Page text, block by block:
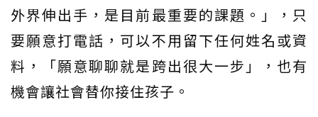
外界伸出手，是目前最重要的課題。」，只
要願意打電話，可以不用留下任何姓名或資
料，「願意聊聊就是跨出很大一步」，也有
機會讓社會替你接住孩子。